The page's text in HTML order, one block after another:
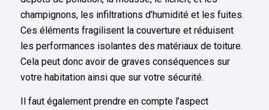
champignons, les infiltrations d’humidité et les fuites.
Ces éléments fragilisent la couverture et réduisent
les performances isolantes des matériaux de toiture.
Cela peut donc avoir de graves conséquences sur
votre habitation ainsi que sur votre sécurité.
Il faut également prendre en compte l’aspect